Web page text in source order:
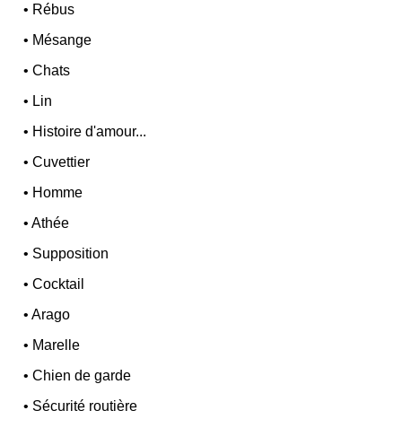
• Rébus
• Mésange
•Chats
• Lin
• Histoire d'amour...
•Cuvettier
• Homme
•Athée
• Supposition
•Cocktail
•Arago
• Marelle
•Chien de garde
• Sécurité routière